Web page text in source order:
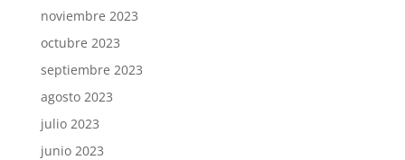
noviembre 2023
octubre 2023
septiembre 2023
agosto 2023
julio 2023
junio 2023